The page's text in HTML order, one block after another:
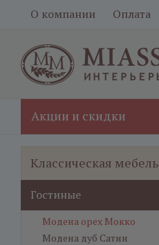
О компании Оплата
Акции и скидки
Классическая мебель
Гостиные
Модена орех Мокко
Модена дуб Сатин